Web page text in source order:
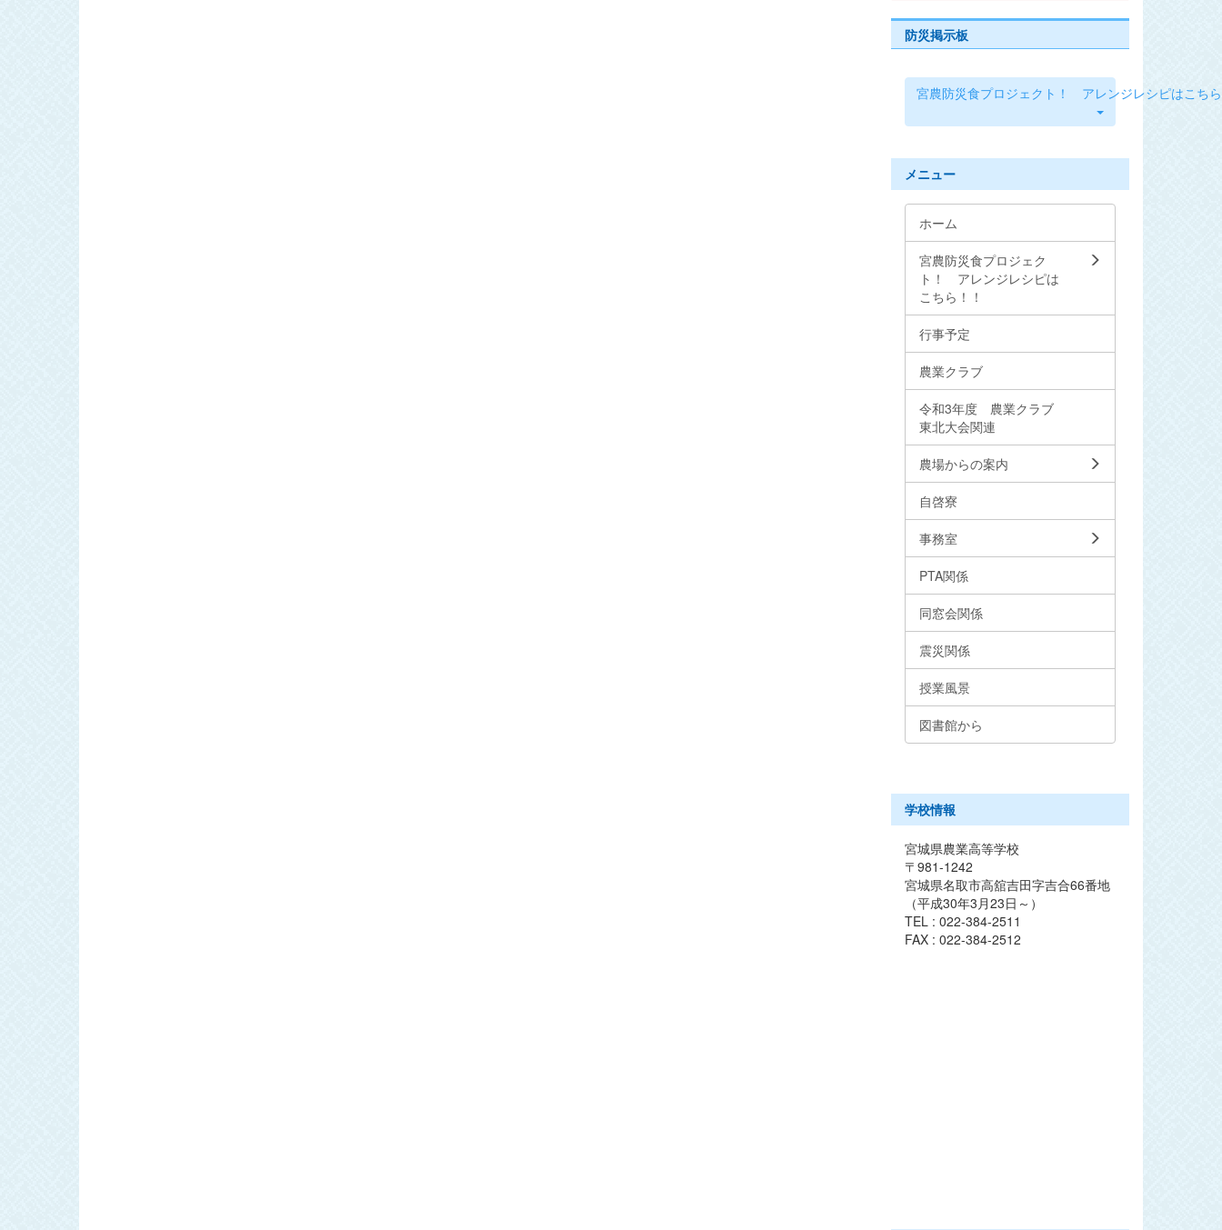
防災掲示板
宮農防災食プロジェクト！ アレンジレシピはこち
メニュー
ホーム
宮農防災食プロジェク
ト！ アレンジレシピは
こちら！！
行事予定
農業クラブ
令和3年度 農業クラブ
東北大会関連
農場からの案内
自啓寮
事務室
PTA関係
同窓会関係
震災関係
授業風景
図書館から
学校情報
宮城県農業高等学校
〒981-1242
宮城県名取市高舘吉田字吉合66番地
（平成30年3月23日～）
TEL : 022-384-2511
FAX : 022-384-2512